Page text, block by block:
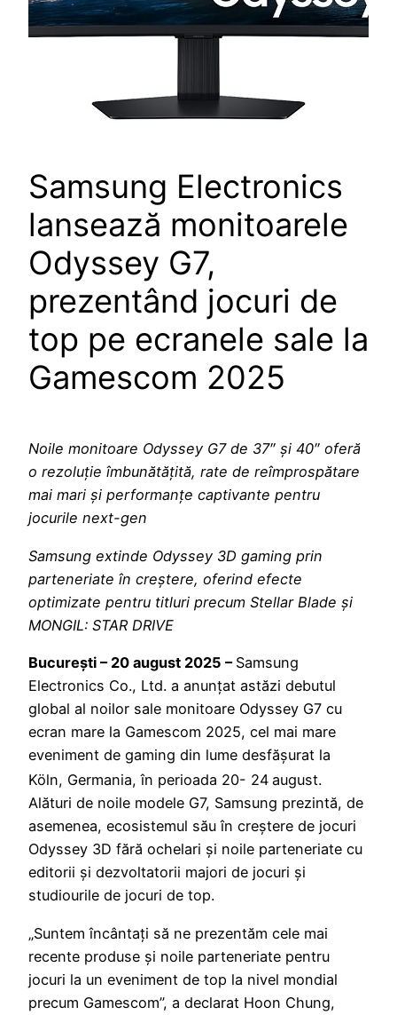
Samsung Electronics
lansează monitoarele
Odyssey G7,
prezentând jocuri de
top pe ecranele sale la
Gamescom 2025
Noile monitoare Odyssey G7 de 37″ și 40″ oferă
o rezoluție îmbunătățită, rate de reîmprospătare
mai mari și performanțe captivante pentru
jocurile next-gen
Samsung extinde Odyssey 3D gaming prin
parteneriate în creștere, oferind efecte
optimizate pentru titluri precum Stellar Blade și
MONGIL: STAR DRIVE
București – 20 august 2025 – Samsung
Electronics Co., Ltd. a anunțat astăzi debutul
global al noilor sale monitoare Odyssey G7 cu
ecran mare la Gamescom 2025, cel mai mare
eveniment de gaming din lume desfășurat la
Köln, Germania, în perioada 20- 24 august.
Alături de noile modele G7, Samsung prezintă, de
asemenea, ecosistemul său în creștere de jocuri
Odyssey 3D fără ochelari și noile parteneriate cu
editorii și dezvoltatorii majori de jocuri și
studiourile de jocuri de top.
„Suntem încântați să ne prezentăm cele mai
recente produse și noile parteneriate pentru
jocuri la un eveniment de top la nivel mondial
precum Gamescom”, a declarat Hoon Chung,